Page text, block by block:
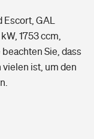
GAL
1753 ccm,
Sie, dass
ist, um den